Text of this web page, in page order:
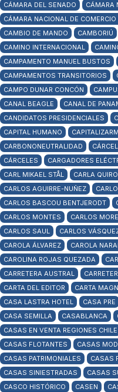
CÁMARA DEL SENADO
CÁMARA
CÁMARA NACIONAL DE COMERCIO
CAMBIO DE MANDO
CAMBORIÚ
CAMINO INTERNACIONAL
CAMPAMENTO MANUEL BUSTOS
CAMPAMENTOS TRANSITORIOS
CAMPO DUNAR CONCÓN
CANAL BEAGLE
CANAL DE
CANDIDATOS PRESIDENCIALES
CAPITAL HUMANO
CARBONONEUTRALIDAD
CÁRCEL
CÁRCELES
CARGADORES
CARL MIKAEL STÅL
CARLA
CARLOS AGUIRRE-NUÑEZ
CARLOS BASCOU BENTJERODT
CARLOS MONTES
CARLOS
CARLOS SAUL
CARLOS
CAROLA ÁLVAREZ
CAROLA
CAROLINA ROJAS QUEZADA
CARRETERA AUSTRAL
CARTA DEL EDITOR
CARTA
CASA LASTRA HOTEL
CASA PRE
CASA SEMILLA
CASABLANCA
CASAS EN VENTA REGIONES CHILE
CASAS FLOTANTES
CASAS
CASAS PATRIMONIALES
CASAS
CASAS SINIESTRADAS
CASAS
CASCO HISTÓRICO
CASEN